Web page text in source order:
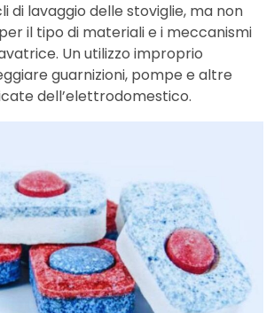
di lavaggio delle stoviglie, ma non
il tipo di materiali e i meccanismi
Un utilizzo improprio
guarnizioni, pompe e altre
dell’elettrodomestico.